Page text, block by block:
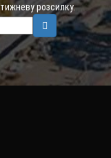
розсилку.